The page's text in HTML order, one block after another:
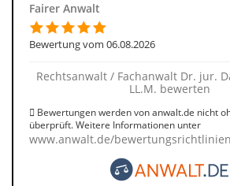
Fairer Anwalt
Bewertung vom 06.08.2026
Rechtsanwalt / Fachanwalt Dr. jur.
LL.M. bewerten
Bewertungen werden von anwalt.de nicht
überprüft. Weitere Informationen unter
www.anwalt.de/bewertungsrichtlinien